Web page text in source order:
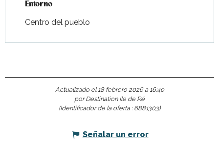
Entorno
Entorno
Centro del pueblo
Actualizado el 18 febrero 2026 a 16:40
por Destination Ile de Ré
(Identificador de la oferta : 6881303)
Señalar un error